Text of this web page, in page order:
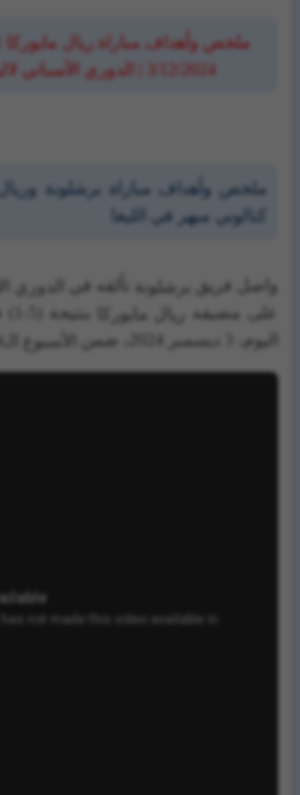
3/12/2024 | الدوري الأسباني لاليغا | الأسبوع 19
كتالوني مبهر في الليغا
واصل فريق برشلونة تألقه في الدوري
على مضيفه
ريال مايوركا
اليوم، 3 ديسمبر 2024، ضمن
الأسبوع الـ19